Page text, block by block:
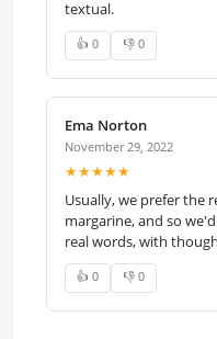
textual.
👍 0 👎 0
Ema Norton
November 29, 2022
★★★★★
Usually, we prefer the
margarine, and so
real words, with
👍 0 👎 0